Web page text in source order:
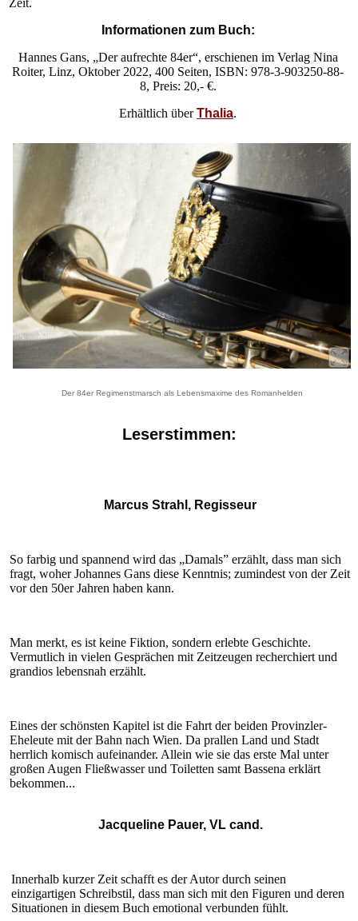
Zeit.
Informationen zum Buch:
Hannes Gans, „Der aufrechte 84er“, erschienen im Verlag Nina
Roiter, Linz, Oktober 2022, 400 Seiten, ISBN: 978-3-903250-88-
8, Preis: 20,- €.
Erhältlich überThalia.
Der 84er Regimenstmarsch als Lebensmaxime des Romanhelden
Leserstimmen:
Marcus Strahl, Regisseur
So farbig und spannend wird das „Damals” erzählt, dass man sich
fragt, woher Johannes Gans diese Kenntnis; zumindest von der Zeit
vor den 50er Jahren haben kann.
Man merkt, es ist keine Fiktion, sondern erlebte Geschichte.
Vermutlich in vielen Gesprächen mit Zeitzeugen recherchiert und
grandios lebensnah erzählt.
Eines der schönsten Kapitel ist die Fahrt der beiden Provinzler-
Eheleute mit der Bahn nach Wien. Da prallen Land und Stadt
herrlich komisch aufeinander. Allein wie sie das erste Mal unter
großen Augen Fließwasser und Toiletten samt Bassena erklärt
bekommen...
Jacqueline Pauer, VL cand.
Innerhalb kurzer Zeit schafft es der Autor durch seinen
einzigartigen Schreibstil, dass man sich mit den Figuren und deren
Situationen in diesem Buch emotional verbunden fühlt.